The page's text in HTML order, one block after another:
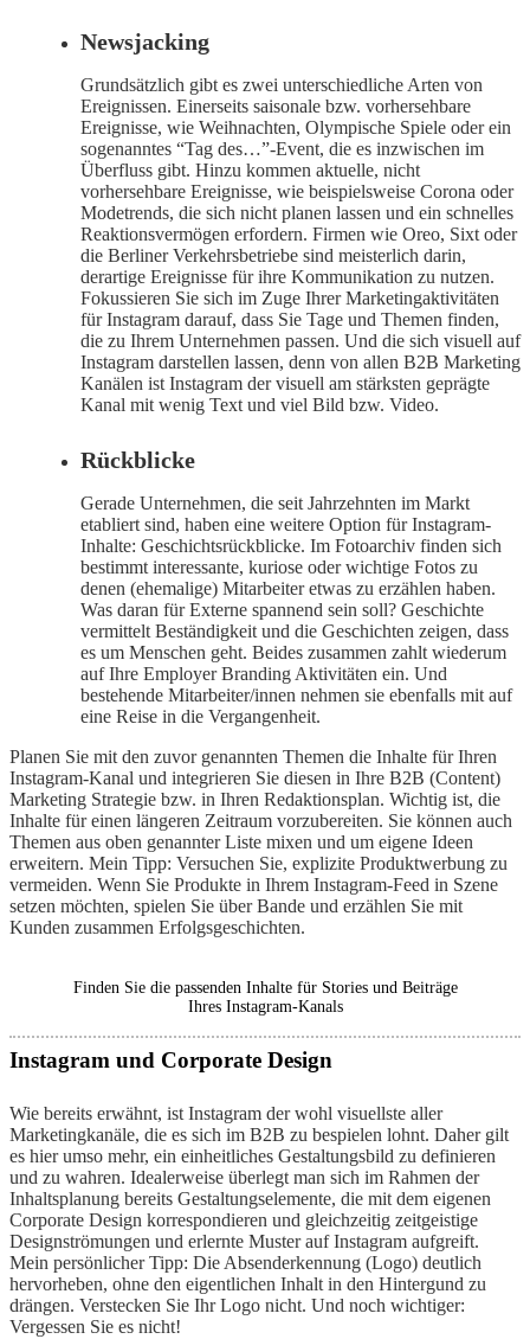
Newsjacking
Grundsätzlich gibt es zwei unterschiedliche Arten von
Ereignissen. Einerseits saisonale bzw. vorhersehbare
Ereignisse, wie Weihnachten, Olympische Spiele oder ein
sogenanntes “Tag des…”-Event, die es inzwischen im
Überfluss gibt. Hinzu kommen aktuelle, nicht
vorhersehbare Ereignisse, wie beispielsweise Corona oder
Modetrends, die sich nicht planen lassen und ein schnelles
Reaktionsvermögen erfordern. Firmen wie Oreo, Sixt oder
die Berliner Verkehrsbetriebe sind meisterlich darin,
derartige Ereignisse für ihre Kommunikation zu nutzen.
Fokussieren Sie sich im Zuge Ihrer Marketingaktivitäten
für Instagram darauf, dass Sie Tage und Themen finden,
die zu Ihrem Unternehmen passen. Und die sich visuell auf
Instagram darstellen lassen, denn von allen B2B Marketing
Kanälen ist Instagram der visuell am stärksten geprägte
Kanal mit wenig Text und viel Bild bzw. Video.
Rückblicke
Gerade Unternehmen, die seit Jahrzehnten im Markt
etabliert sind, haben eine weitere Option für Instagram-
Inhalte: Geschichtsrückblicke. Im Fotoarchiv finden sich
bestimmt interessante, kuriose oder wichtige Fotos zu
denen (ehemalige) Mitarbeiter etwas zu erzählen haben.
Was daran für Externe spannend sein soll? Geschichte
vermittelt Beständigkeit und die Geschichten zeigen, dass
es um Menschen geht. Beides zusammen zahlt wiederum
auf Ihre Employer Branding Aktivitäten ein. Und
bestehende Mitarbeiter/innen nehmen sie ebenfalls mit auf
eine Reise in die Vergangenheit.
Planen Sie mit den zuvor genannten Themen die Inhalte für Ihren
Instagram-Kanal und integrieren Sie diesen in Ihre B2B (Content)
Marketing Strategie bzw. in Ihren Redaktionsplan. Wichtig ist, die
Inhalte für einen längeren Zeitraum vorzubereiten. Sie können auch
Themen aus oben genannter Liste mixen und um eigene Ideen
erweitern. Mein Tipp: Versuchen Sie, explizite Produktwerbung zu
vermeiden. Wenn Sie Produkte in Ihrem Instagram-Feed in Szene
setzen möchten, spielen Sie über Bande und erzählen Sie mit
Kunden zusammen Erfolgsgeschichten.
Finden Sie die passenden Inhalte für Stories und Beiträge
Ihres Instagram-Kanals
Instagram und Corporate Design
Wie bereits erwähnt, ist Instagram der wohl visuellste aller
Marketingkanäle, die es sich im B2B zu bespielen lohnt. Daher gilt
es hier umso mehr, ein einheitliches Gestaltungsbild zu definieren
und zu wahren. Idealerweise überlegt man sich im Rahmen der
Inhaltsplanung bereits Gestaltungselemente, die mit dem eigenen
Corporate Design korrespondieren und gleichzeitig zeitgeistige
Designströmungen und erlernte Muster auf Instagram aufgreift.
Mein persönlicher Tipp: Die Absenderkennung (Logo) deutlich
hervorheben, ohne den eigentlichen Inhalt in den Hintergund zu
drängen. Verstecken Sie Ihr Logo nicht. Und noch wichtiger:
Vergessen Sie es nicht!